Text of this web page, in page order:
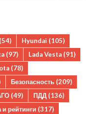
(54) Hyundai (105)
(97) Lada Vesta (91)
(78)
Безопасность (209)
(49) ПДД (136)
и рейтинги (317)